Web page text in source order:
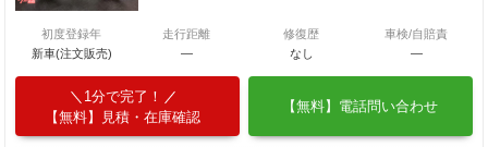
初度登録年
新車(注文販売)
走行距離
―
修復歴
なし
車検/自賠責
―
1分で完了！
【無料】見積・在庫確認
【無料】電話問い合わせ